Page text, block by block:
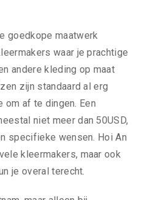
goedkope maatwerk
waar je prachtige
andere kleding op maat
zijn standaard al erg
om af te dingen. Een
niet meer dan 50USD,
specifieke wensen. Hoi An
kleermakers, maar ook
je overal terecht.